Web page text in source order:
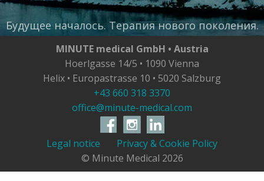
Будущее началось. Терапия нового поколения.
MINUTE medical GmbH • Austria
Hoerlgasse 14/5 • 1090 Vienna
Helix • Europastrasse 10 • 5020 Salzburg
+43 660 318 3370
office@minute-medical.com
Legal notice
Privacy & Cookie Policy
© Minute Medical 2026